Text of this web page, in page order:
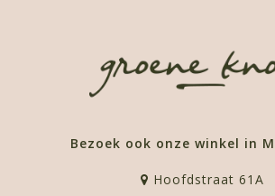
Bezoek ook onze winkel in
Hoofdstraat 61A